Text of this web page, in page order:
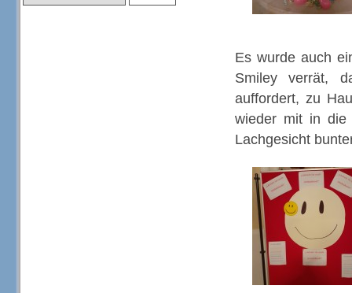
Es wurde auch
Smiley verrät,
auffordert, zu
wieder mit in die
Lachgesicht